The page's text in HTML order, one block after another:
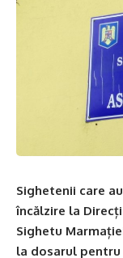
Sighetenii care
încălzire la
Sighetu
la dosarul